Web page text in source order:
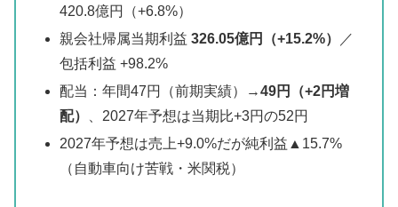
420.8億円（+6.8%）
親会社帰属当期利益326.05億円（+15.2%）
／
包括利益 +98.2%
配当：年間47円（前期実績）→49円（+2円増
配）
、2027年予想は当期比+3円の52円
2027年予想は売上+9.0%だが純利益▲15.7%
（自動車向け苦戦・米関税）